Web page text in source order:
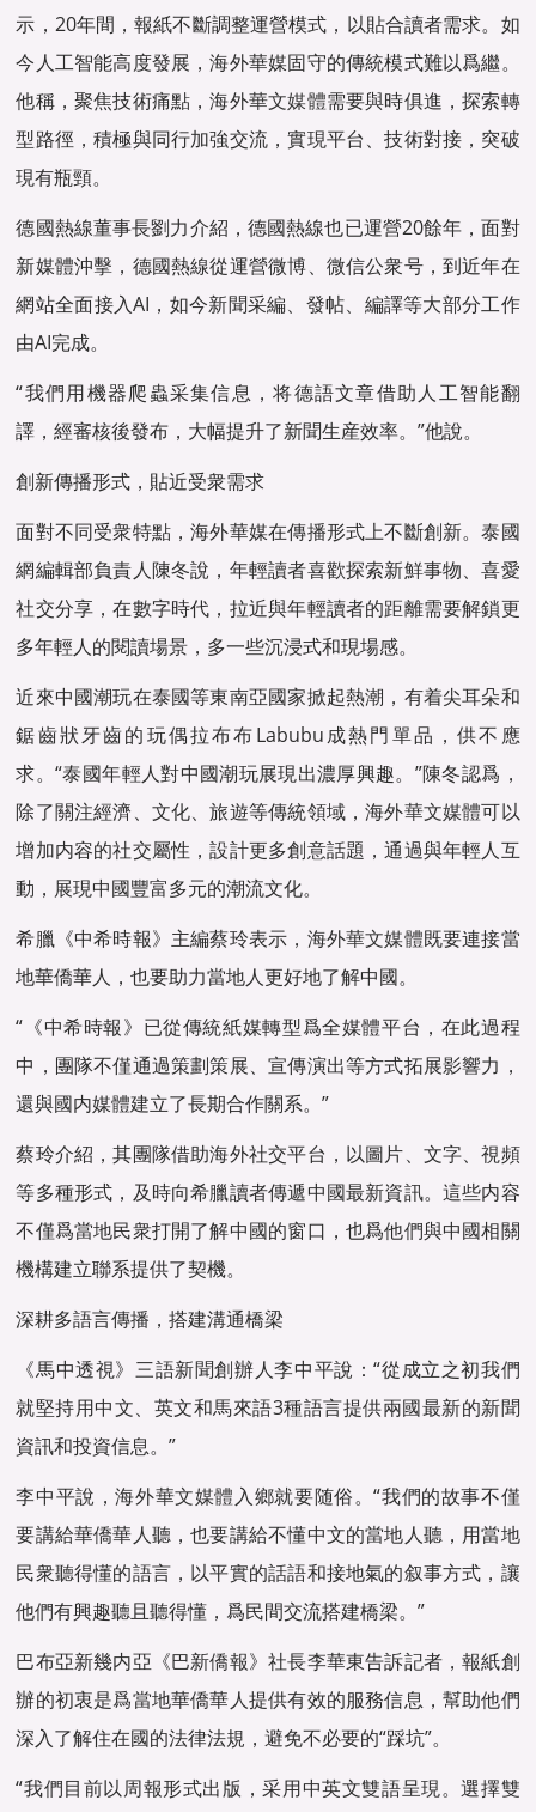
示，20年間，報紙不斷調整運營模式，以貼合讀者需求。如
今人工智能高度發展，海外華媒固守的傳統模式難以爲繼。
他稱，聚焦技術痛點，海外華文媒體需要與時俱進，探索轉
型路徑，積極與同行加強交流，實現平台、技術對接，突破
現有瓶頸。
德國熱線董事長劉力介紹，德國熱線也已運營20餘年，面對
新媒體沖擊，德國熱線從運營微博、微信公衆号，到近年在
網站全面接入AI，如今新聞采編、發帖、編譯等大部分工作
由AI完成。
“我們用機器爬蟲采集信息，将德語文章借助人工智能翻
譯，經審核後發布，大幅提升了新聞生産效率。”他說。
創新傳播形式，貼近受衆需求
面對不同受衆特點，海外華媒在傳播形式上不斷創新。泰國
網編輯部負責人陳冬說，年輕讀者喜歡探索新鮮事物、喜愛
社交分享，在數字時代，拉近與年輕讀者的距離需要解鎖更
多年輕人的閱讀場景，多一些沉浸式和現場感。
近來中國潮玩在泰國等東南亞國家掀起熱潮，有着尖耳朵和
鋸齒狀牙齒的玩偶拉布布Labubu成熱門單品，供不應
求。“泰國年輕人對中國潮玩展現出濃厚興趣。”陳冬認爲，
除了關注經濟、文化、旅遊等傳統領域，海外華文媒體可以
增加内容的社交屬性，設計更多創意話題，通過與年輕人互
動，展現中國豐富多元的潮流文化。
希臘《中希時報》主編蔡玲表示，海外華文媒體既要連接當
地華僑華人，也要助力當地人更好地了解中國。
“《中希時報》已從傳統紙媒轉型爲全媒體平台，在此過程
中，團隊不僅通過策劃策展、宣傳演出等方式拓展影響力，
還與國内媒體建立了長期合作關系。”
蔡玲介紹，其團隊借助海外社交平台，以圖片、文字、視頻
等多種形式，及時向希臘讀者傳遞中國最新資訊。這些内容
不僅爲當地民衆打開了解中國的窗口，也爲他們與中國相關
機構建立聯系提供了契機。
深耕多語言傳播，搭建溝通橋梁
《馬中透視》三語新聞創辦人李中平說：“從成立之初我們
就堅持用中文、英文和馬來語3種語言提供兩國最新的新聞
資訊和投資信息。”
李中平說，海外華文媒體入鄉就要随俗。“我們的故事不僅
要講給華僑華人聽，也要講給不懂中文的當地人聽，用當地
民衆聽得懂的語言，以平實的話語和接地氣的叙事方式，讓
他們有興趣聽且聽得懂，爲民間交流搭建橋梁。”
巴布亞新幾内亞《巴新僑報》社長李華東告訴記者，報紙創
辦的初衷是爲當地華僑華人提供有效的服務信息，幫助他們
深入了解住在國的法律法規，避免不必要的“踩坑”。
“我們目前以周報形式出版，采用中英文雙語呈現。選擇雙